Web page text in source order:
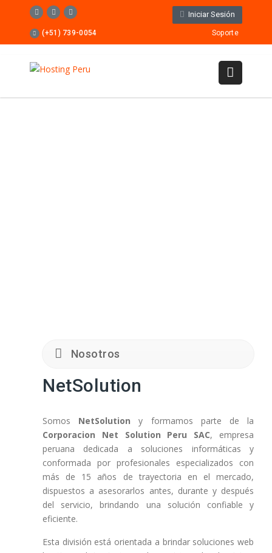
Iniciar Sesión
(+51) 739-0054 Soporte
Nosotros
NetSolution
Somos NetSolution y formamos parte de la
Corporacion Net Solution Peru SAC, empresa
peruana dedicada a soluciones informáticas y
conformada por profesionales especializados con
más de 15 años de trayectoria en el mercado,
dispuestos a asesorarlos antes, durante y después
del servicio, brindando una solución confiable y
eficiente.
Esta división está orientada a brindar soluciones web